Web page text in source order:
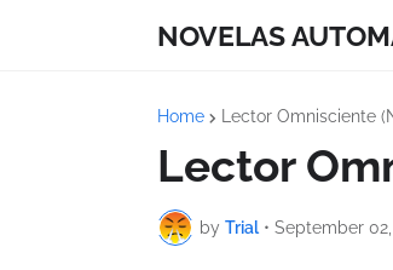
NOVELAS
Home Lector Omnisciente
Lector
by Trial • September 02,